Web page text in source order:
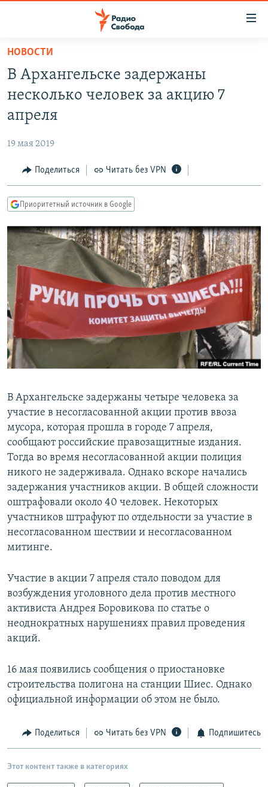
упрощенного
доступа
основному
Вернутся
Вернутся
поиску
ПОДКАСТЫ
МНЕНИЯ
КУЛЬТУРА
КАВКАЗ.РЕАЛИИ
СЕВЕР.РЕАЛИИ
СИБИРЬ.РЕАЛИИ
РАСПИСАНИЕ ВЕЩАНИЯ
ПОДПИШИТЕСЬ НА РАССЫЛКУ
СОЦИАЛЬНЫЕ СЕТИ
Все сайты РСЕ/РС
НОВОСТИ
В Архангельске задержаны
несколько человек за акцию 7
апреля
19 мая 2019
Поделиться Читать без VPN
Приоритетный источник в Google
В Архангельске задержаны четыре человека за
участие в несогласованной акции против ввоза
мусора, которая прошла в городе 7 апреля,
сообщают российские правозащитные издания.
Тогда во время несогласованной акции полиция
никого не задерживала. Однако вскоре начались
задержания участников акции. В общей сложности
оштрафовали около 40 человек. Некоторых
участников штрафуют по отдельности за участие в
несогласованном шествии и несогласованном
митинге.
Участие в акции 7 апреля стало поводом для
возбуждения уголовного дела против местного
активиста Андрея Боровикова по статье о
неоднократных нарушениях правил проведения
акций.
16 мая появились сообщения о приостановке
строительства полигона на станции Шиес. Однако
официальной информации об этом не было.
Поделиться Читать без VPN Подпишитесь
Этот контент также в категориях